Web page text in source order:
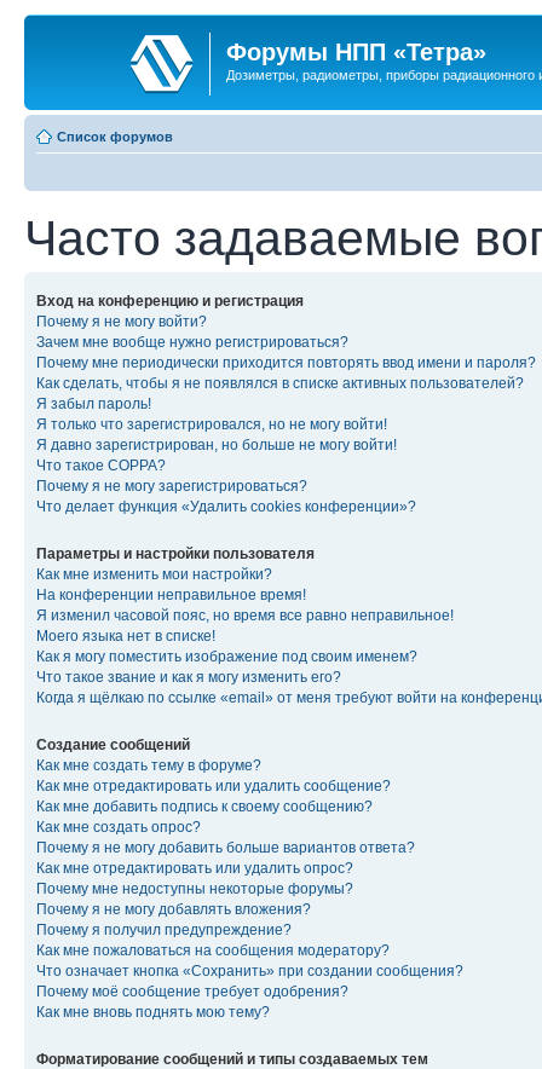
Форумы НПП «Тетра»
Дозиметры, радиометры, приборы радиационного
Список форумов
Часто задаваемые
Вход на конференцию и регистрация
Почему я не могу войти?
Зачем мне вообще нужно регистрироваться?
Почему мне периодически приходится повторять ввод имени и пароля?
Как сделать, чтобы я не появлялся в списке активных пользователей?
Я забыл пароль!
Я только что зарегистрировался, но не могу войти!
Я давно зарегистрирован, но больше не могу войти!
Что такое COPPA?
Почему я не могу зарегистрироваться?
Что делает функция «Удалить cookies конференции»?
Параметры и настройки пользователя
Как мне изменить мои настройки?
На конференции неправильное время!
Я изменил часовой пояс, но время все равно неправильное!
Моего языка нет в списке!
Как я могу поместить изображение под своим именем?
Что такое звание и как я могу изменить его?
Когда я щёлкаю по ссылке «email» от меня требуют войти на
Создание сообщений
Как мне создать тему в форуме?
Как мне отредактировать или удалить сообщение?
Как мне добавить подпись к своему сообщению?
Как мне создать опрос?
Почему я не могу добавить больше вариантов ответа?
Как мне отредактировать или удалить опрос?
Почему мне недоступны некоторые форумы?
Почему я не могу добавлять вложения?
Почему я получил предупреждение?
Как мне пожаловаться на сообщения модератору?
Что означает кнопка «Сохранить» при создании сообщения?
Почему моё сообщение требует одобрения?
Как мне вновь поднять мою тему?
Форматирование сообщений и типы создаваемых тем